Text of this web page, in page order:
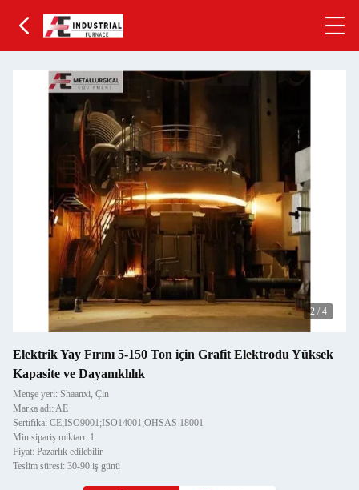
2 / 4
Elektrik Yay Fırını 5-150 Ton için Grafit Elektrodu Yüksek
Kapasite ve Dayanıklılık
Menşe yeri: Shaanxi, Çin
Marka adı: AE
Sertifika: CE;ISO9001;ISO14001;OHSAS 18001
Min sipariş miktarı: 1
Fiyat: Pazarlık edilebilir
Teslim süresi: 30-90 iş günü